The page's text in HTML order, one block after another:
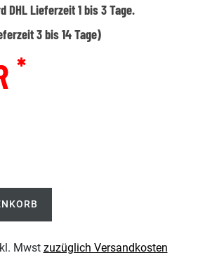
DHL Lieferzeit 1 bis 3 Tage.
3 bis 14 Tage)
*
Mwst zuzüglich Versandkosten